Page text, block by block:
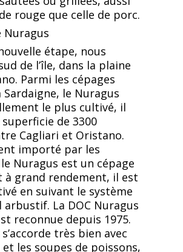
rouge que celle de porc.
Nuragus
étape, nous
de l’île, dans la plaine
Parmi les cépages
Sardaigne, le Nuragus
le plus cultivé, il
de 3300
Cagliari et Oristano.
importé par les
Nuragus est un cépage
grand rendement, il est
en suivant le système
La DOC Nuragus
reconnue depuis 1975.
très bien avec
les soupes de poissons,